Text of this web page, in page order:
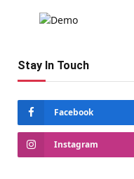
Stay In Touch
Facebook
Instagram